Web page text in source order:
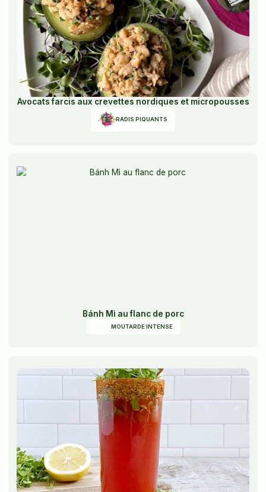
Avocats farcis aux crevettes nordiques et micropousses
RADIS PIQUANTS
Bánh Mì au flanc de porc
MOUTARDE INTENSE